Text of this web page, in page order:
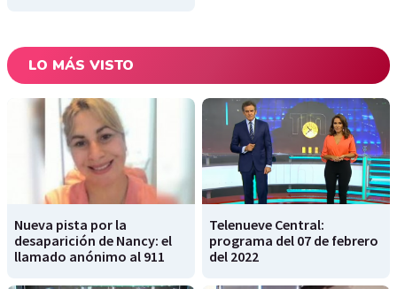
LO MÁS VISTO
Nueva pista por la
desaparición de Nancy: el
llamado anónimo al 911
Telenueve Central:
programa del 07 de febrero
del 2022